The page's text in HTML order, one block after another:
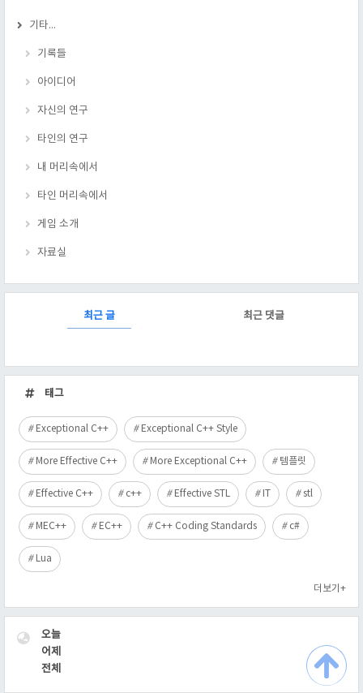
기타...
기록들
아이디어
자신의 연구
타인의 연구
내 머리속에서
타인 머리속에서
게임 소개
자료실
최근 글 최근 댓글
근
글
태그
Exceptional C++ Exceptional C++ Style
More Effective C++ More Exceptional C++ 템플릿
Effective C++ c++ Effective STL IT stl
MEC++ EC++ C++ Coding Standards c#
Lua
더보기+
VISITOR
오늘
어제
전체